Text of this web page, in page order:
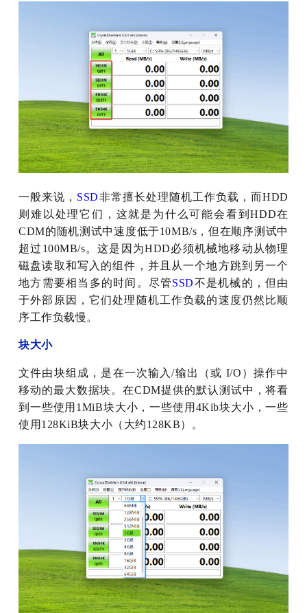
一般来说， SSD非常擅长处理随机工作负载，而HDD
则难以处理它们，这就是为什么可能会看到HDD在
CDM的随机测试中速度低于10MB/s，但在顺序测试中
超过100MB/s。这是因为HDD必须机械地移动从物理
磁盘读取和写入的组件，并且从一个地方跳到另一个
地方需要相当多的时间。尽管SSD不是机械的，但由
于外部原因，它们处理随机工作负载的速度仍然比顺
序工作负载慢。
块大小
文件由块组成，是在一次输入/输出（或 I/O）操作中
移动的最大数据块。在CDM提供的默认测试中，将看
到一些使用1MiB块大小，一些使用4Kib块大小，一些
使用128KiB块大小（大约128KB）。